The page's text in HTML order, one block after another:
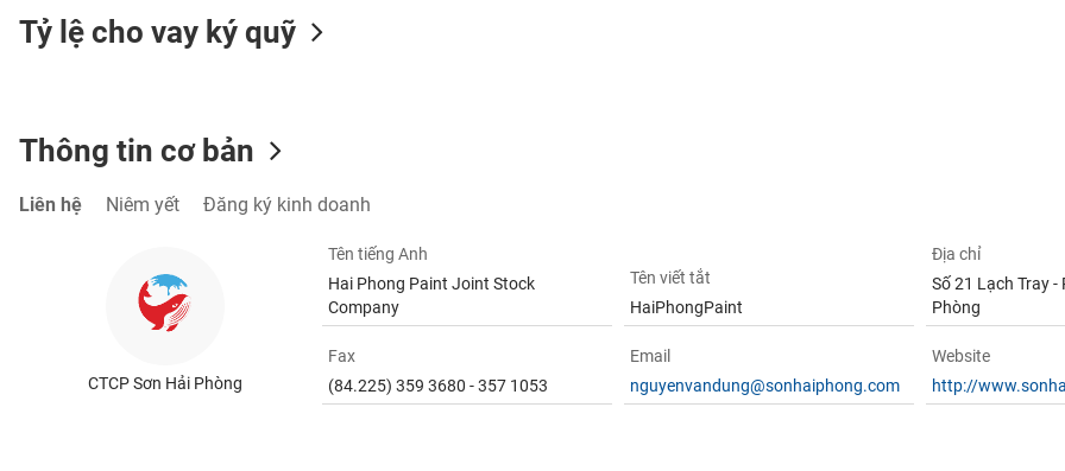
Tỷ lệ cho vay ký quỹ
Thông tin cơ bản
Liên hệ Niêm yết Đăng ký kinh doanh
CTCP Sơn Hải Phòng
Tên tiếng Anh
Hai Phong Paint Joint Stock
Company
Tên viết tắt
HaiPhongPaint
Địa chỉ
Số 21 Lạch Tray -
Phòng
Fax
(84.225) 359 3680 - 357 1053
Email
nguyenvandung@sonhaiphong.com
Website
http://
CHÍNH